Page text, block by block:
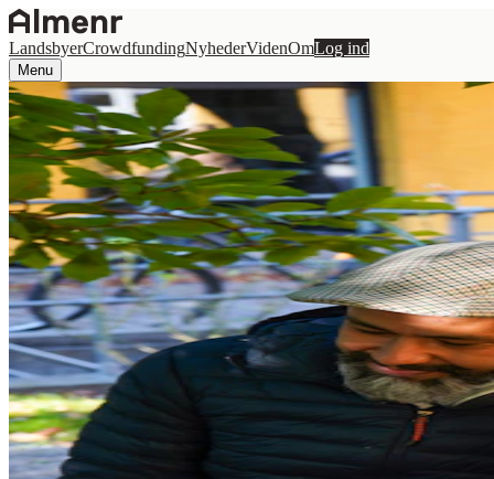
LandsbyerCrowdfundingNyhederVidenOmLog ind
Menu